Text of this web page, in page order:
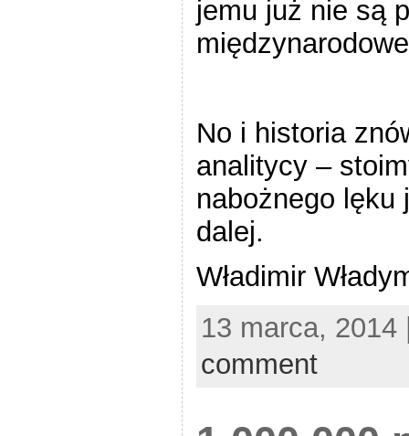
jemu już nie są
No i historia
analitycy –
nabożnego
dalej.
Władimir
13 marca,
comment